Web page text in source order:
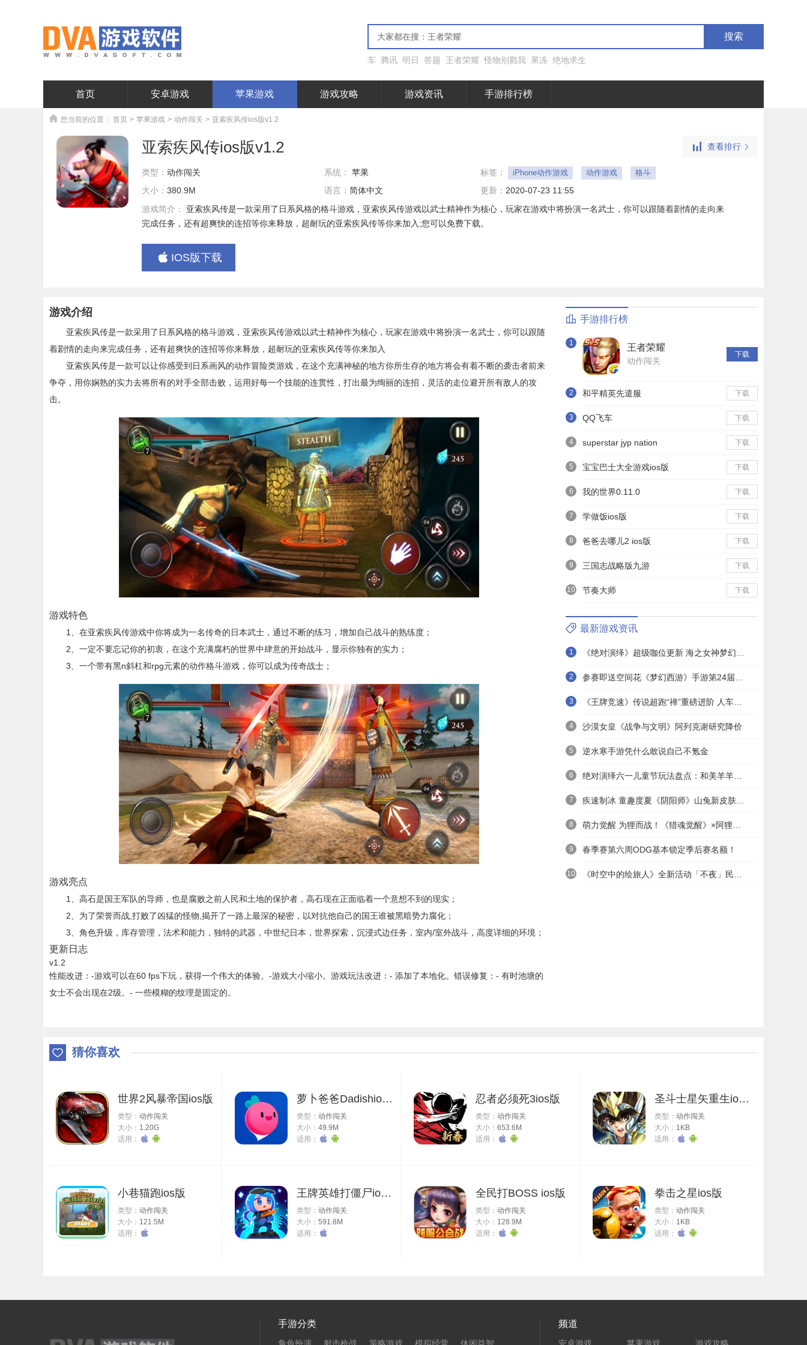
搜索
车 腾讯 明日 答题 王者荣耀 怪物别戳我 果冻 绝地求生
首页 安卓游戏 苹果游戏 游戏攻略 游戏资讯 手游排行榜
您当前的位置： 首页 > 苹果游戏 > 动作闯关 > 亚索疾风传ios版v1.2
亚索疾风传ios版v1.2
类型： 动作闯关 系统： 苹果 标签： iPhone动作游戏 动作游戏 格斗
大小： 380.9M 语言： 简体中文 更新： 2020-07-23 11:55
游戏简介：
亚索疾风传是一款采用了日系风格的格斗游戏，亚索疾风传游戏以武士精神作为核心，玩家在游戏中将扮演一名武士，你可以跟随着剧情的走向来
完成任务，还有超爽快的连招等你来释放，超耐玩的亚索疾风传等你来加入;您可以免费下载。
IOS版下载
查看排行
游戏介绍
亚索疾风传是一款采用了日系风格的格斗游戏，亚索疾风传游戏以武士精神作为核心，玩家在游戏中将扮演一名武士，你可以跟随
着剧情的走向来完成任务，还有超爽快的连招等你来释放，超耐玩的亚索疾风传等你来加入
亚索疾风传是一款可以让你感受到日系画风的动作冒险类游戏，在这个充满神秘的地方你所生存的地方将会有着不断的袭击者前来
争夺，用你娴熟的实力去将所有的对手全部击败，运用好每一个技能的连贯性，打出最为绚丽的连招，灵活的走位避开所有敌人的攻
击。
游戏特色
1、在亚索疾风传游戏中你将成为一名传奇的日本武士，通过不断的练习，增加自己战斗的熟练度；
2、一定不要忘记你的初衷，在这个充满腐朽的世界中肆意的开始战斗，显示你独有的实力；
3、一个带有黑n斜杠和rpg元素的动作格斗游戏，你可以成为传奇战士；
游戏亮点
1、高石是国王军队的导师，也是腐败之前人民和土地的保护者，高石现在正面临着一个意想不到的现实；
2、为了荣誉而战,打败了凶猛的怪物,揭开了一路上最深的秘密，以对抗他自己的国王谁被黑暗势力腐化；
3、角色升级，库存管理，法术和能力，独特的武器，中世纪日本，世界探索，沉浸式边任务，室内/室外战斗，高度详细的环境；
更新日志
v1.2
性能改进：-游戏可以在60 fps下玩，获得一个伟大的体验。-游戏大小缩小。游戏玩法改进：- 添加了本地化。错误修复：- 有时池塘的
女士不会出现在2级。- 一些模糊的纹理是固定的。
手游排行榜
1 王者荣耀
动作闯关
下载
2 和平精英先遣服 下载
3 QQ飞车 下载
4 superstar jyp nation 下载
5 宝宝巴士大全游戏ios版 下载
6 我的世界0.11.0 下载
7 学做饭ios版 下载
8 爸爸去哪儿2 ios版 下载
9 三国志战略版九游 下载
10 节奏大师 下载
最新游戏资讯
1
2
3
4 沙漠女皇《战争与文明》阿列克谢研究降价
5 逆水寒手游凭什么敢说自己不氪金
6
7
8
9 春季赛第六周ODG基本锁定季后赛名额！
10
猜你喜欢
世界2风暴帝国ios版
类型： 动作闯关
大小： 1.20G
适用：
萝卜爸爸Dadishios版
类型： 动作闯关
大小： 49.9M
适用：
忍者必须死3ios版
类型： 动作闯关
大小： 653.6M
适用：
圣斗士星矢重生ios版
类型： 动作闯关
大小： 1KB
适用：
小巷猫跑ios版
类型： 动作闯关
大小： 121.5M
适用：
王牌英雄打僵尸ios版
类型： 动作闯关
大小： 591.8M
适用：
全民打BOSS ios版
类型： 动作闯关
大小： 128.9M
适用：
拳击之星ios版
类型： 动作闯关
大小： 1KB
适用：
手游分类 频道